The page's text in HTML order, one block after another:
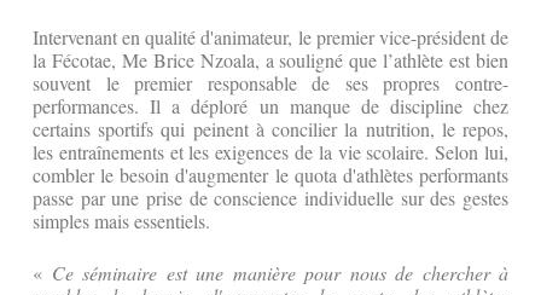
​Intervenant en qualité d'animateur, le premier vice-président de
la Fécotae, Me Brice Nzoala, a souligné que l’athlète est bien
souvent le premier responsable de ses propres contre-
performances. Il a déploré un manque de discipline chez
certains sportifs qui peinent à concilier la nutrition, le repos,
les entraînements et les exigences de la vie scolaire. Selon lui,
combler le besoin d'augmenter le quota d'athlètes performants
passe par une prise de conscience individuelle sur des gestes
simples mais essentiels.
​« Ce séminaire est une manière pour nous de chercher à